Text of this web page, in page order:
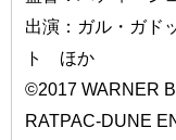
出演：ガル・ガド
ト ほか
©2017 WARNER
RATPAC-DUNE